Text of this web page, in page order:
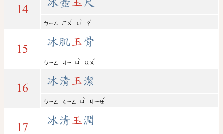
14
冰壺玉 尺
ㄅㄧㄥ ㄏㄨ
ˊ
ㄩ
ˋ
ㄔ
ˇ
15
冰肌玉 骨
ㄅㄧㄥ ㄐㄧ ㄩ
ˋ
ㄍㄨ
ˇ
16
冰清玉潔
ㄅㄧㄥ ㄑㄧㄥ ㄩ
ˋ
ㄐㄧㄝ
ˊ
17
冰清玉潤